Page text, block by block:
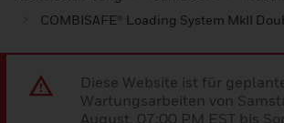
COMBISAFE® Loading System MkII
Diese Website ist für
Wartungsarbeiten von
August, 07:00 PM EST bis